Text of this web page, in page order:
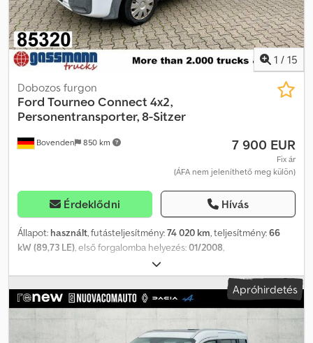
1 / 15
Bovenden 850 km
Dobozos furgon
Ford Tourneo Connect 4x2,
Personentransporter, 8-Sitzer
7 900 EUR
Fix ár
(ÁFA nem jeleníthető meg külön)
Érdeklődni Hívás
Állapot: használt, futásteljesítmény:74 020 km, teljesítmény:66
kW (89,73 LE), első forgalomba helyezés:01/2008,
, saját tömeg:
671 kg, össztömeg:2 340 kg, abroncs méret:195/65R15,
tengelyelrendezés:4x2, szín:fehér, vezetőfülke:nappali fülke,
hajtástípus:mechanikai, kibocsátási osztály:Euro 4, felfüggesztés:
acél , ülések száma: , Felszereltség:
ABS, fülke,
kipörgésgátló, utánfutó vonófej, Jármű helye: Bovenden,
Apróhirdetés